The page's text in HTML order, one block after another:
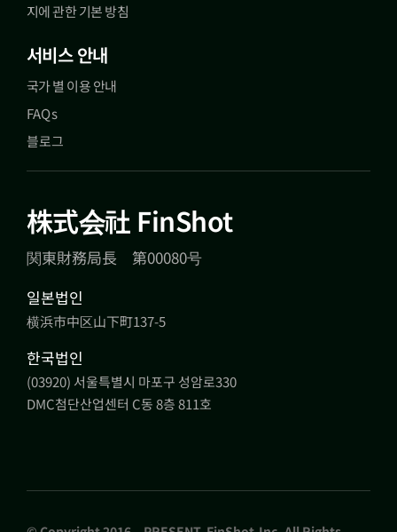
지에 관한 기본 방침
서비스 안내
국가 별 이용 안내
FAQs
블로그
株式会社 FinShot
関東財務局長 第00080号
일본법인
横浜市中区山下町137-5
한국법인
(03920) 서울특별시 마포구 성암로330
DMC첨단산업센터 C동 8층 811호